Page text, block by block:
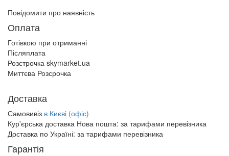
Повідомити про наявність
Оплата
Готівкою при отриманні
Післяплата
Розстрочка skymarket.ua
Миттєва Розсрочка
Доставка
Самовивіз в Києві (офіс)
Кур'єрська доставка Нова пошта: за тарифами перевізника
Доставка по Україні: за тарифами перевізника
Гарантія